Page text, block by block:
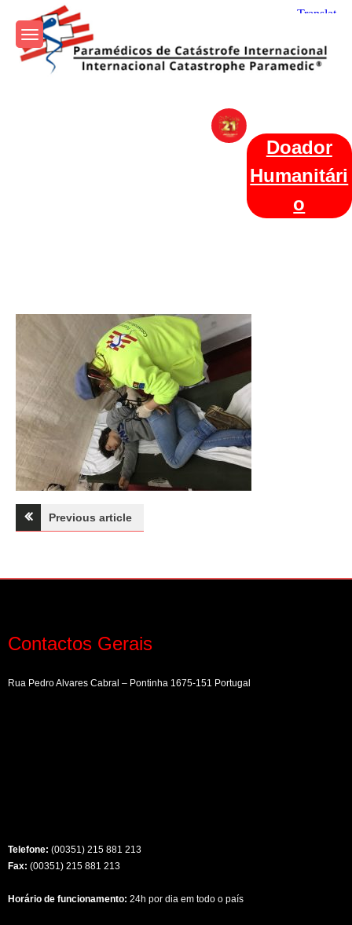
content
Internacional
Doador
Humanitári
o
Navegação
artigos
Previous article
Contactos Gerais
Rua Pedro Alvares Cabral – Pontinha 1675-151 Portugal
Telefone: (00351) 215 881 213
Fax: (00351) 215 881 213
Horário de funcionamento: 24h por dia em todo o país